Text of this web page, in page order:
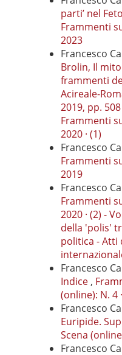
parti’ nel
Frammenti
2023
Francesco
Brolin, Il
frammenti
Acireale-
2019, pp.
Frammenti
2020 · (1)
Francesco
Frammenti
2019
Francesco
Frammenti
2020 · (2) -
della 'polis'
politica - Atti
Francesco
Indice,
(online): N. 4
Francesco
Euripide.
Scena
Francesco